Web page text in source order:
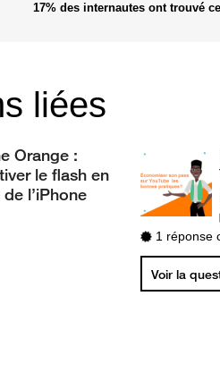
17% des internautes ont trouvé
liées
Orange :
le flash en
l’iPhone
1 réponse
Voir la